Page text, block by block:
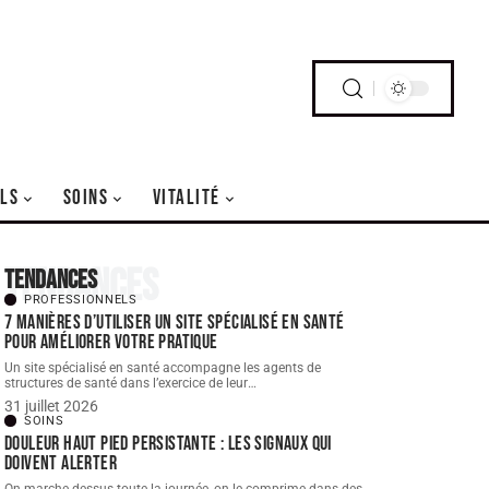
SOINS VITALITÉ
Tendances
Tendances
PROFESSIONNELS
7 manières d’utiliser un site spécialisé en santé
pour améliorer votre pratique
Un site spécialisé en santé accompagne les agents de
structures de santé dans l’exercice de leur…
31 juillet 2026
SOINS
Douleur haut pied persistante : les signaux qui
doivent alerter